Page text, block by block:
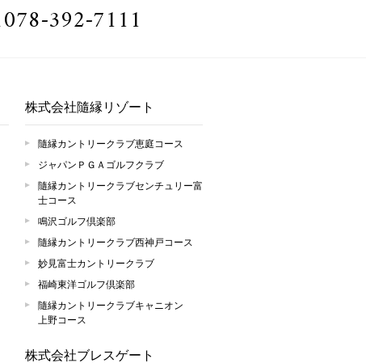
078-392-7111
株式会社隨縁リゾート
隨縁カントリークラブ恵庭コース
ジャパンＰＧＡゴルフクラブ
隨縁カントリークラブセンチュリー富
士コース
鳴沢ゴルフ倶楽部
隨縁カントリークラブ西神戸コース
妙見富士カントリークラブ
福崎東洋ゴルフ倶楽部
隨縁カントリークラブキャニオン
上野コース
株式会社ブレスゲート